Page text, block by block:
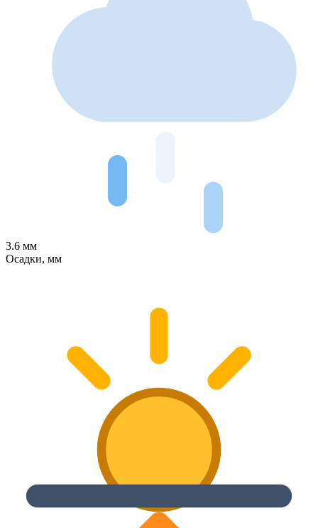
3.6 мм
Осадки, мм